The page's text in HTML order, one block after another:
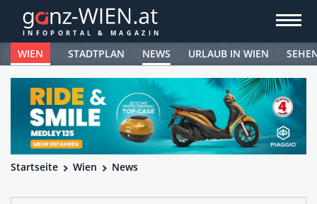
WIEN STADTPLAN NEWS URLAUB IN WIEN
Startseite Wien News